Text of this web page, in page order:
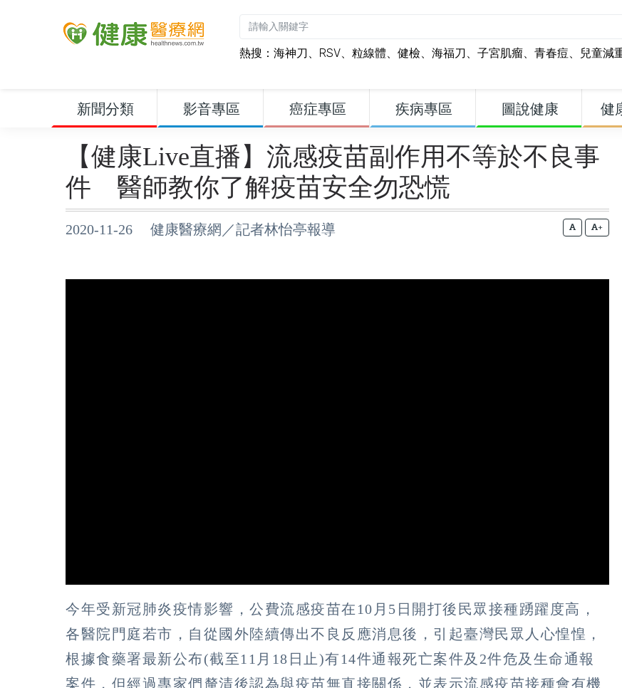
熱搜： 海神刀 、 RSV、 粒線體、 健檢、 海福刀 、 子宮肌瘤、 青春痘、 兒童減
新聞分類 影音專區 癌症專區 疾病專區 圖說健康 健
【健康Live直播】流感疫苗副作用不等於不良事
件 醫師教你了解疫苗安全勿恐慌
2020-11-26 健康醫療網／記者林怡亭報導 +
今年受新冠肺炎疫情影響，公費流感疫苗在10月5日開打後民眾接種踴躍度高，
各醫院門庭若市，自從國外陸續傳出不良反應消息後，引起臺灣民眾人心惶惶，
根據食藥署最新公布(截至11月18日止)有14件通報死亡案件及2件危及生命通報
案件，但經過專家們釐清後認為與疫苗無直接關係，並表示流感疫苗接種會有機